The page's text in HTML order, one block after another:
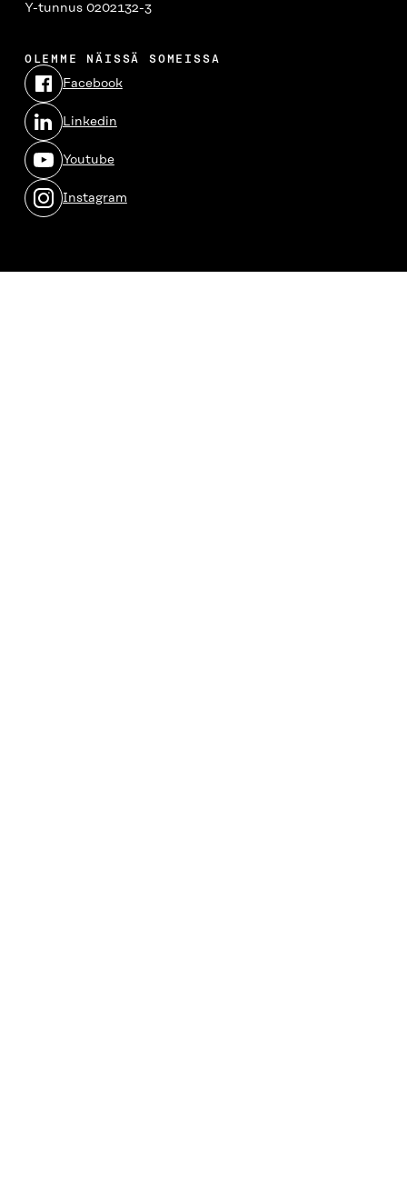
Y-tunnus 0202132-3
OLEMME NÄISSÄ SOMEISSA
Facebook
Avautuu
uudessa
ikkunassaLinkedin
Avautuu
uudessa
ikkunassaYoutube
Avautuu
uudessa
ikkunassaInstagram
Avautuu
uudessa